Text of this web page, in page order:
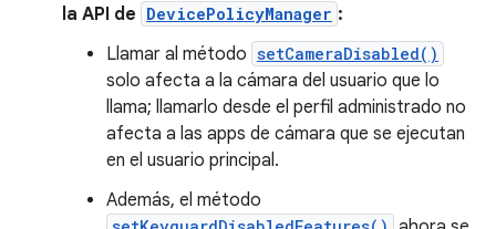
la API de DevicePolicyManager :
Llamar al método setCameraDisabled()
solo afecta a la cámara del usuario que lo
llama; llamarlo desde el perfil administrado no
afecta a las apps de cámara que se ejecutan
en el usuario principal.
Además, el método